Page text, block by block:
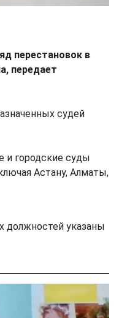
перестановок в
передает
судей
и городские суды
Астану, Алматы,
должностей указаны